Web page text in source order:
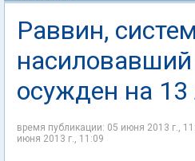
Раввин,
насиловавший
осужден на
время публикации: 05 июня 2013 г.,
июня 2013 г., 11:09